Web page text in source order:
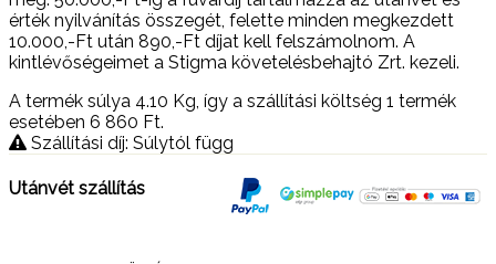
érték nyilvánítás összegét, felette minden megkezdett
10.000,-Ft után 890,-Ft díjat kell felszámolnom. A
kintlévőségeimet a Stigma követelésbehajtó Zrt. kezeli.
A termék súlya 4.10 Kg, így a szállítási költség 1 termék
esetében 6 860 Ft.
Szállítási díj: Súlytól függ
Utánvét szállítás